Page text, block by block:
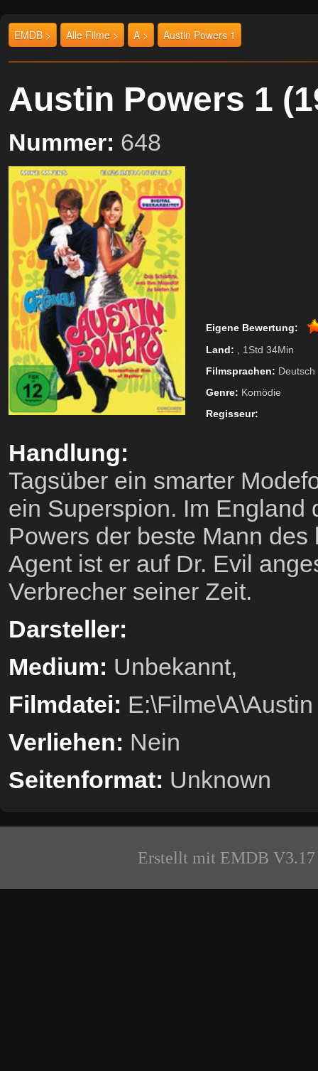
EMDB > Alle Filme > A > Austin Powers 1
Austin Powers 1
Nummer: 648
Eigene Bewertung:
Land: , 1Std 34Min
Filmsprachen: Deutsch
Genre: Komödie
Regisseur:
Handlung:
Tagsüber ein smarter
ein Superspion. Im England
Powers der beste Mann
Agent ist er auf Dr. Evil
Verbrecher seiner Zeit.
Darsteller:
Medium: Unbekannt,
Filmdatei:
Verliehen: Nein
Seitenformat: Unknown
Erstellt mit EMDB V3.17